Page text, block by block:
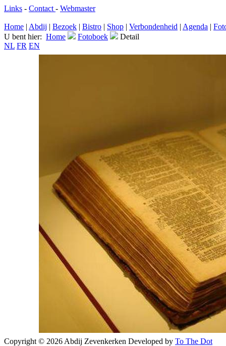
Links - Contact - Webmaster
Home | Abdij | Bezoek | Bistro | Shop | Verbondenheid | Agenda |
U bent hier: Home Fotoboek
Detail
NL FR EN
Copyright © 2026 Abdij Zevenkerken Developed by To The Dot